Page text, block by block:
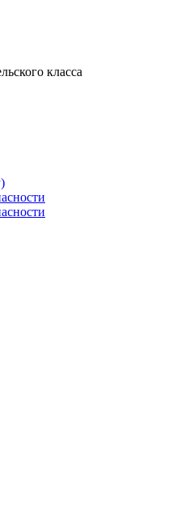
класса